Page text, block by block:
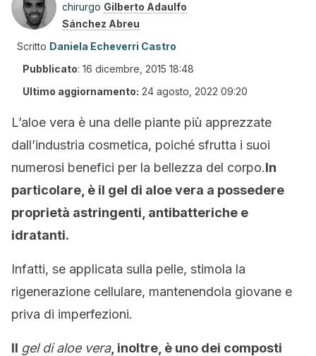
chirurgo Gilberto Adaulfo
Sánchez Abreu
Scritto Daniela Echeverri Castro
Pubblicato: 16 dicembre, 2015 18:48
Ultimo aggiornamento: 24 agosto, 2022 09:20
L’aloe vera è una delle piante più apprezzate
dall’industria cosmetica, poiché sfrutta i suoi
numerosi benefici per la bellezza del corpo.In
particolare, è il gel di aloe vera a possedere
proprietà astringenti, antibatteriche e
idratanti.
Infatti, se applicata sulla pelle, stimola la
rigenerazione cellulare, mantenendola giovane e
priva di imperfezioni.
Il gel di aloe vera, inoltre, è uno dei composti